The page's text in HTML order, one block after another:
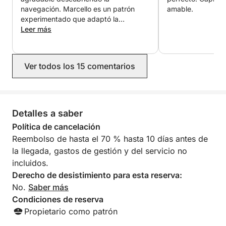
navegación. Marcello es un patrón
experimentado que adaptó la
excursión a nuestras necesidades y
Lo recomendamos encarecidamente.
Leer más
amable.
Ver todos los 15 comentarios
Detalles a saber
Política de cancelación
Reembolso de hasta el 70 % hasta 10 días antes de
la llegada, gastos de gestión y del servicio no
incluidos.
Derecho de desistimiento para esta reserva:
No. Saber más
Condiciones de reserva
Propietario como patrón